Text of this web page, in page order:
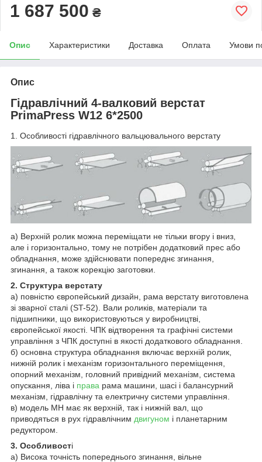
1 687 500 ₴
Опис Характеристики Доставка Оплата Умови
Опис
Гідравлічний 4-валковий верстат
PrimaPress W12 6*2500
1. Особливості гідравлічного вальцювального верстату
а) Верхній ролик можна переміщати не тільки вгору і вниз,
але і горизонтально, тому не потрібен додатковий прес або
обладнання, може здійснювати попереднє згинання,
згинання, а також корекцію заготовки.
2. Структура верстату
а) повністю європейський дизайн, рама верстату виготовлена
зі зварної сталі (ST-52). Вали роликів, матеріали та
підшипники, що використовуються у виробництві,
європейської якості. ЧПК відтворення та графічні системи
управління з ЧПК доступні в якості додаткового обладнання.
б) основна структура обладнання включає верхній ролик,
нижній ролик і механізм горизонтального переміщення,
опорний механізм, головний привідний механізм, система
опускання, ліва і права рама машини, шасі і балансурний
механізм, гідравлічну та електричну системи управління.
в) модель MH має як верхній, так і нижній вал, що
приводяться в рух гідравлічним двигуном і планетарним
редуктором.
3. Особливості
а) Висока точність попереднього згинання, вільне